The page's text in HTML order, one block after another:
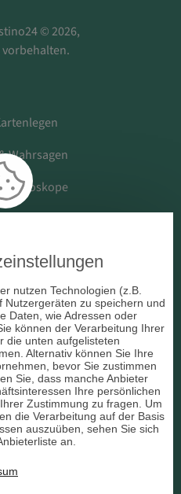
© 2026,
vorbehalten.
Wahrsagen
Horoskope
Bereiche
nutzen Technologien (z.B.
zu speichern und
Daten, wie Adressen oder
können der Verarbeitung Ihrer
die unten aufgelisteten
Alternativ können Sie Ihre
bevor Sie zustimmen
Sie, dass manche Anbieter
Ihre persönlichen
Zustimmung zu fragen. Um
die Verarbeitung auf der Basis
auszuüben, sehen Sie sich
an.